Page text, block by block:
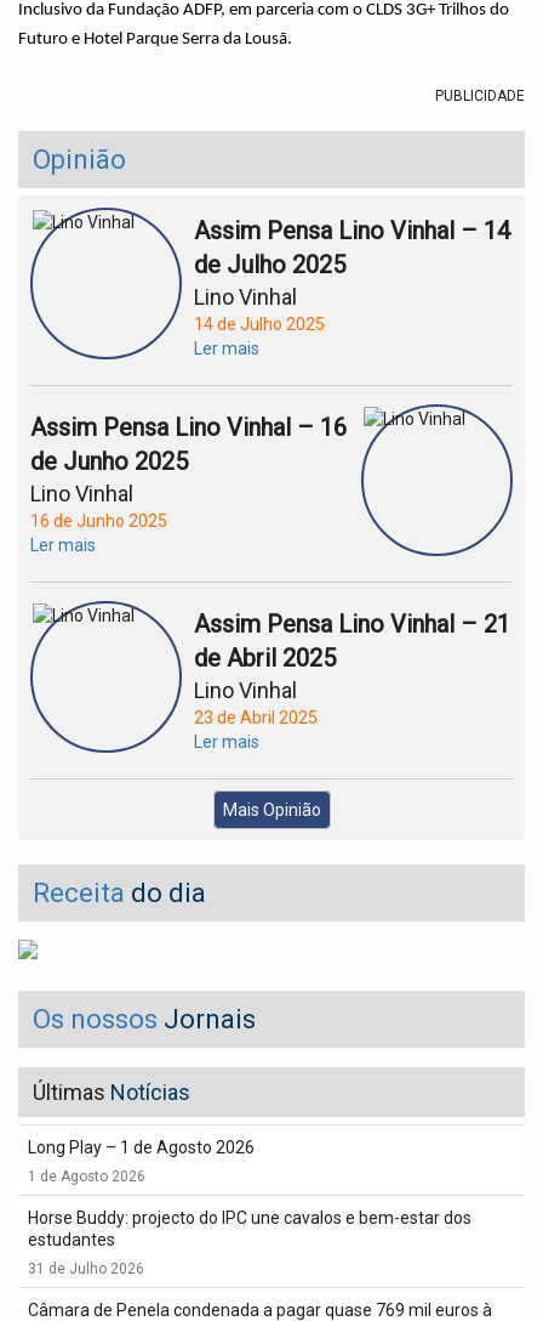
Inclusivo da Fundação ADFP, em parceria com o CLDS 3G+ Trilhos do
Futuro e Hotel Parque Serra da Lousã.
PUBLICIDADE
Opinião
Assim Pensa Lino Vinhal – 14
de Julho 2025
Lino Vinhal
14 de Julho 2025
Ler mais
Assim Pensa Lino Vinhal – 16
de Junho 2025
Lino Vinhal
16 de Junho 2025
Ler mais
Assim Pensa Lino Vinhal – 21
de Abril 2025
Lino Vinhal
23 de Abril 2025
Ler mais
Mais Opinião
Receita do dia
Os nossos Jornais
Últimas Notícias
Long Play – 1 de Agosto 2026
1 de Agosto 2026
Horse Buddy: projecto do IPC une cavalos e bem-estar dos
estudantes
31 de Julho 2026
Câmara de Penela condenada a pagar quase 769 mil euros à